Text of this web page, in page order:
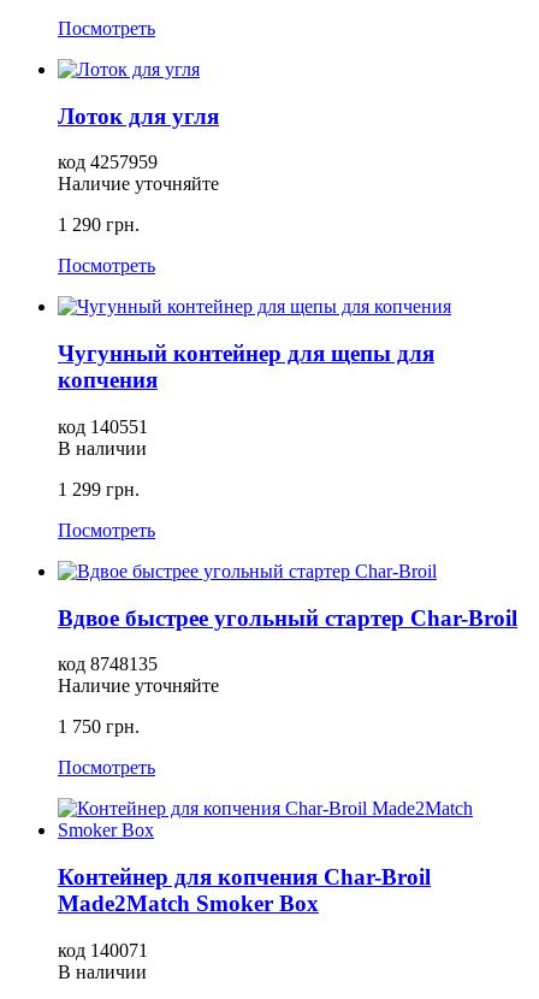
Посмотреть
Лоток для угля
код 4257959
Наличие уточняйте
1 290 грн.
Посмотреть
Чугунный контейнер для щепы для
копчения
код 140551
В наличии
1 299 грн.
Посмотреть
Вдвое быстрее угольный стартер Char-Broil
код 8748135
Наличие уточняйте
1 750 грн.
Посмотреть
Контейнер для копчения Char-Broil
Made2Match Smoker Box
код 140071
В наличии